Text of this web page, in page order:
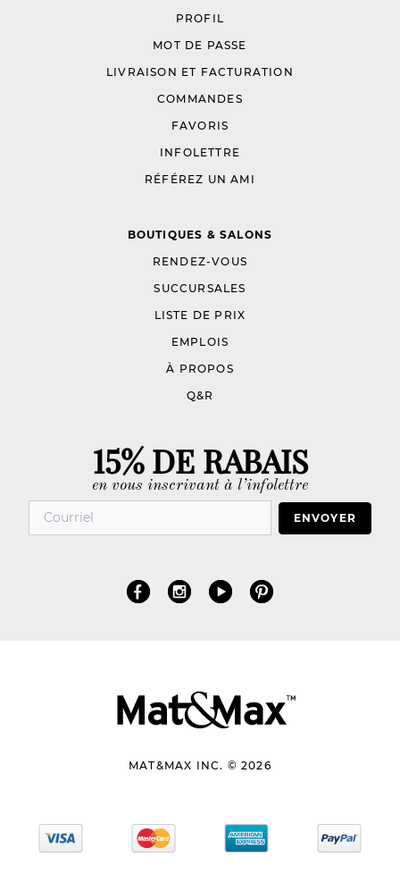
PROFIL
MOT DE PASSE
LIVRAISON ET FACTURATION
COMMANDES
FAVORIS
INFOLETTRE
RÉFÉREZ UN AMI
BOUTIQUES & SALONS
RENDEZ-VOUS
SUCCURSALES
LISTE DE PRIX
EMPLOIS
À PROPOS
Q&R
15% DE RABAIS
en vous inscrivant à l’infolettre
ENVOYER
MAT&MAX INC. © 2026